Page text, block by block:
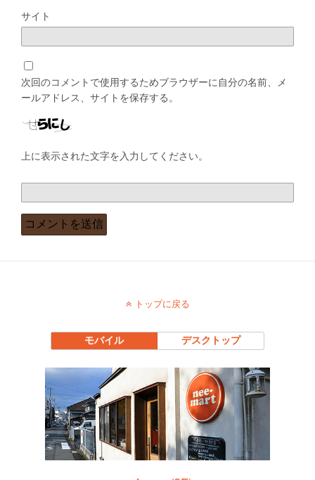
サイト
次回のコメントで使用するためブラウザーに自分の名前、メ
ールアドレス、サイトを保存する。
上に表示された文字を入力してください。
トップに戻る
モバイル デスクトップ